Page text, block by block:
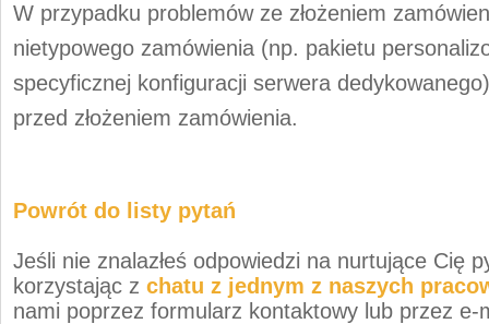
W przypadku problemów ze złożeniem
nietypowego zamówienia (np. pakietu
specyficznej konfiguracji serwera
przed złożeniem zamówienia.
Powrót do listy pytań
Jeśli nie znalazłeś odpowiedzi na nurtujące Cię
korzystając z chatu z jednym z naszych
nami poprzez formularz kontaktowy lub przez